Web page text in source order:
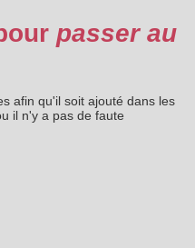
passer au
afin qu'il soit ajouté dans les
il n'y a pas de faute